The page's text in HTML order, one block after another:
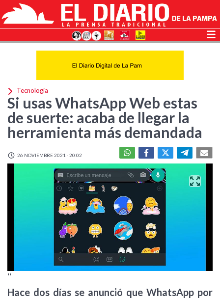
Tecnologia
Si usas WhatsApp Web estas
de suerte: acaba de llegar la
herramienta más demandada
26 NOVIEMBRE 2021 - 20:02
''
Hace dos días se anunció que WhatsApp por